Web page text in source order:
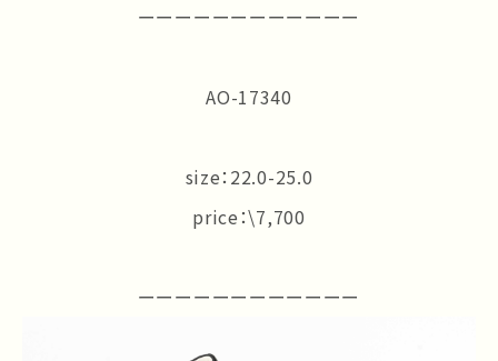
ーーーーーーーーーーーー
AO-17340
size：22.0-25.0
price：\7,700
ーーーーーーーーーーーー